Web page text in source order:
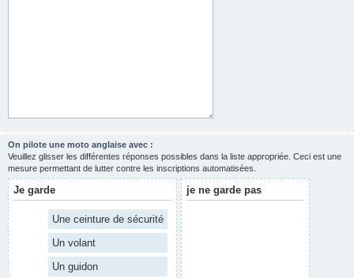
On pilote une moto anglaise avec :
Veuillez glisser les différentes réponses possibles dans la liste appropriée. Ceci est une
mesure permettant de lutter contre les inscriptions automatisées.
Je garde
Une ceinture de sécurité
Un volant
Un guidon
je ne garde pas